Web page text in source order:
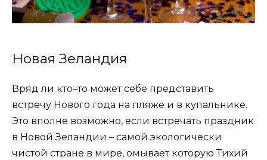
Новая Зеландия
Вряд ли кто–то может себе представить
встречу Нового года на пляже и в купальнике.
Это вполне возможно, если встречать праздник
в Новой Зеландии – самой экологически
чистой стране в мире, омывает которую Тихий